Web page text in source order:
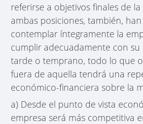
referirse a objetivos finales de
ambas posiciones, también,
contemplar íntegramente la
cumplir adecuadamente con su
tarde o temprano, todo lo que
fuera de aquella tendrá una
económico-financiera sobre la
a) Desde el punto de vista
empresa será más competitiva